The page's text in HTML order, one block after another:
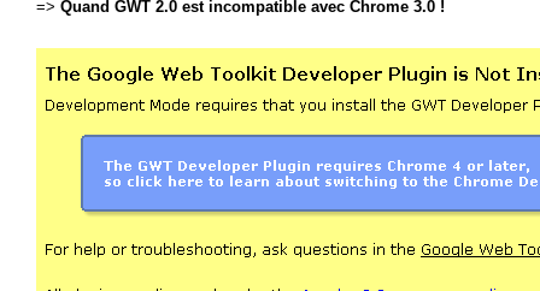
=> Quand GWT 2.0 est incompatible avec Chrome 3.0 !